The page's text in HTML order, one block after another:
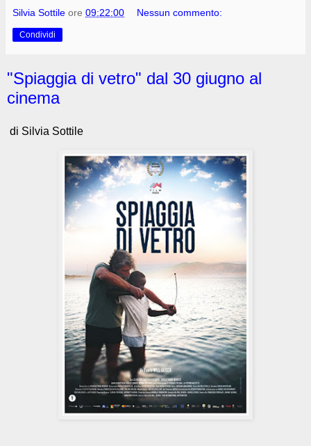
Silvia Sottile ore 09:22:00 Nessun commento:
Condividi
"Spiaggia di vetro" dal 30 giugno al
cinema
di Silvia Sottile